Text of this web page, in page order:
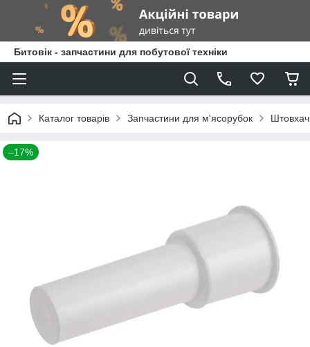
Битовік - запчастини для побутової техніки
Каталог товарів Запчастини для м'ясорубок
–17%